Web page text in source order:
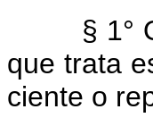
§ 1° Os
que trata
ciente o